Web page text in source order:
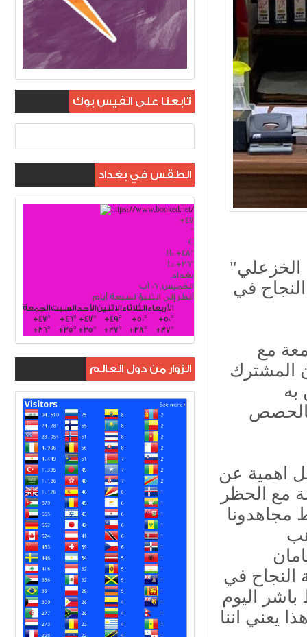
في
مع
المشترك
به
اهمية عن
مع الحظر
النجاح في
واسط باشر اليوم
يعني اننا
تابعنا على الفيس بوك
الطقس في بغداد
+47
°
C
H: +48°
L: +36°
بغداد
الخميس, 06 آب
أنظر إلى التنبؤ لسبعة أيام
الجمعةالسبتالأحدالاثنينالثلاثاءالأربعاء
+47° +46° +47° +49° +50° +50°
+36° +35°+35° +37° +38° +37°
الزوار من دول العالم